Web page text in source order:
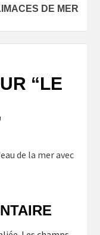
DE MER
“LE
de la mer avec